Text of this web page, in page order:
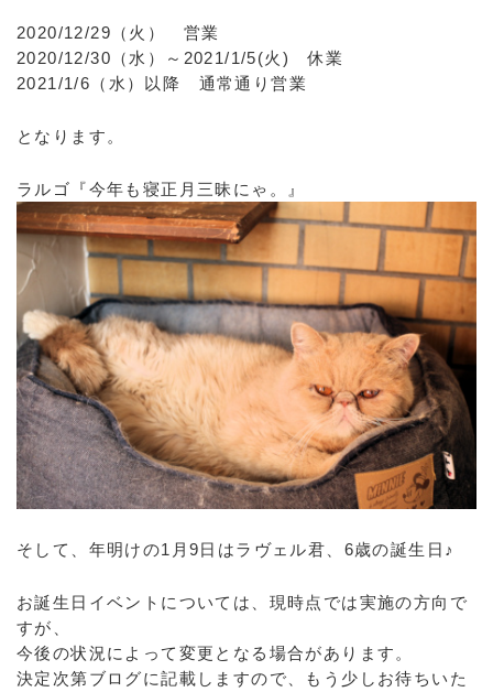
2020/12/29（火） 営業
2020/12/30（水）～2021/1/5(火) 休業
2021/1/6（水）以降 通常通り営業
となります。
ラルゴ『今年も寝正月三昧にゃ。』
そして、年明けの1月9日はラヴェル君、6歳の誕生日♪
お誕生日イベントについては、現時点では実施の方向で
すが、
今後の状況によって変更となる場合があります。
決定次第ブログに記載しますので、もう少しお待ちいた